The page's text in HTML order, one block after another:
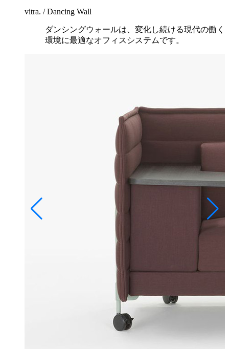
vitra. / Dancing Wall
ダンシングウォールは、変化し続ける現代の働く
環境に最適なオフィスシステムです。